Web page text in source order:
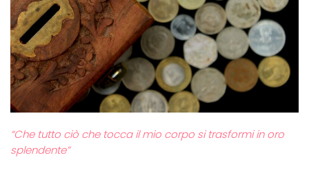
“Che tutto ciò che tocca il mio corpo si trasformi in oro
splendente”